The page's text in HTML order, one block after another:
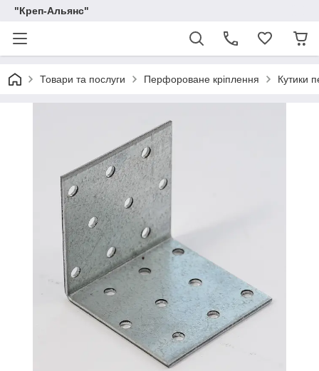
"Креп-Альянс"
Товари та послуги Перфороване кріплення Кутики